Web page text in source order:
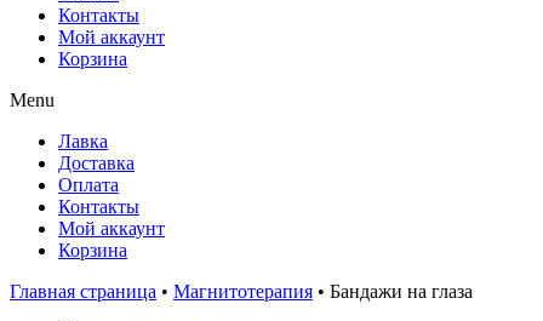
Контакты
Мой аккаунт
Корзина
Menu
Лавка
Доставка
Оплата
Контакты
Мой аккаунт
Корзина
Главная страница • Магнитотерапия • Бандажи на глаза